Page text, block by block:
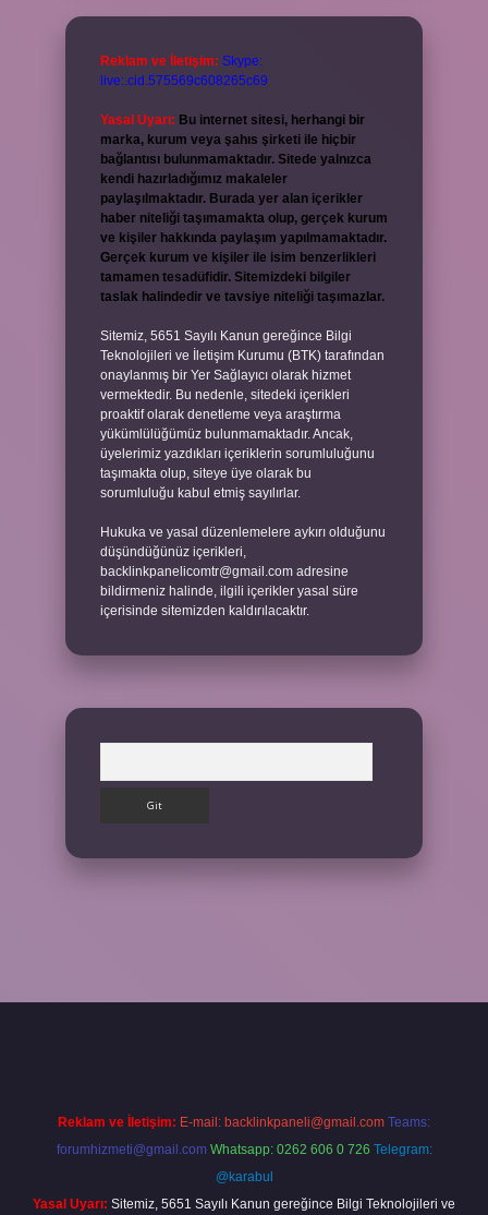
Reklam ve İletişim: Skype:
live:.cid.575569c608265c69
Yasal Uyarı: Bu internet sitesi, herhangi bir
marka, kurum veya şahıs şirketi ile hiçbir
bağlantısı bulunmamaktadır. Sitede yalnızca
kendi hazırladığımız makaleler
paylaşılmaktadır. Burada yer alan içerikler
haber niteliği taşımamakta olup, gerçek kurum
ve kişiler hakkında paylaşım yapılmamaktadır.
Gerçek kurum ve kişiler ile isim benzerlikleri
tamamen tesadüfidir. Sitemizdeki bilgiler
taslak halindedir ve tavsiye niteliği taşımazlar.
Sitemiz, 5651 Sayılı Kanun gereğince Bilgi
Teknolojileri ve İletişim Kurumu (BTK) tarafından
onaylanmış bir Yer Sağlayıcı olarak hizmet
vermektedir. Bu nedenle, sitedeki içerikleri
proaktif olarak denetleme veya araştırma
yükümlülüğümüz bulunmamaktadır. Ancak,
üyelerimiz yazdıkları içeriklerin sorumluluğunu
taşımakta olup, siteye üye olarak bu
sorumluluğu kabul etmiş sayılırlar.
Hukuka ve yasal düzenlemelere aykırı olduğunu
düşündüğünüz içerikleri,
backlinkpanelicomtr@gmail.com adresine
bildirmeniz halinde, ilgili içerikler yasal süre
içerisinde sitemizden kaldırılacaktır.
Reklam ve İletişim: E-mail: backlinkpaneli@gmail.com Teams:
forumhizmeti@gmail.com Whatsapp: 0262 606 0 726 Telegram:
@karabul
Yasal Uyarı: Sitemiz, 5651 Sayılı Kanun gereğince Bilgi Teknolojileri ve